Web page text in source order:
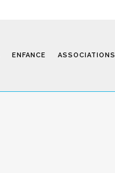
ENFANCE ASSOCIATIONS